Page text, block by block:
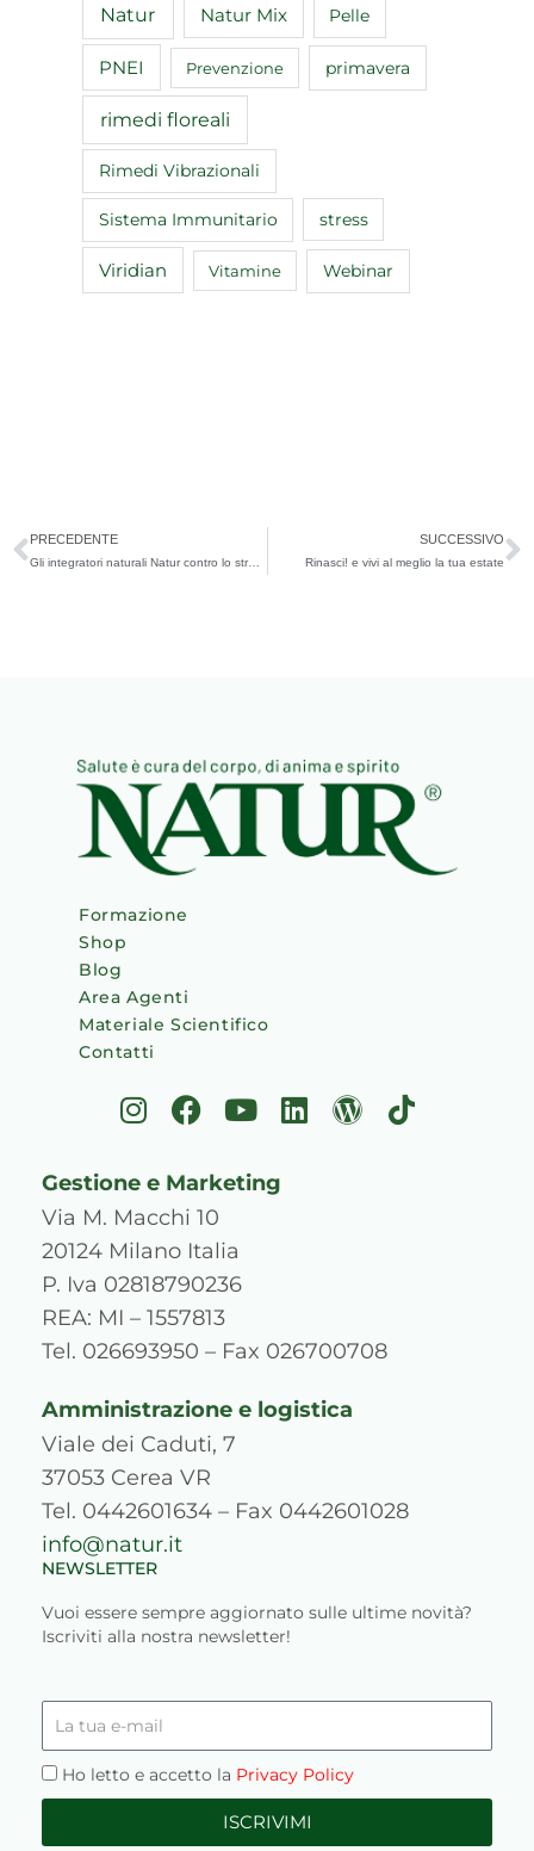
Natur Natur Mix Pelle
PNEI Prevenzione primavera
rimedi floreali
Rimedi Vibrazionali
Sistema Immunitario stress
Viridian Vitamine Webinar
Precedente
PRECEDENTE
Gli integratori naturali Natur contro lo stress psicofisico
SUCCESSIVO
Rinasci! e vivi al meglio la tua estate
Formazione
Shop
Blog
Area Agenti
Materiale Scientifico
Contatti
I
n
t
a
g
r
a
m
F
a
e
b
o
o
k
Y
o
t
e
L
i
W
o
s
T
i
Gestione e Marketing
Via M. Macchi 10
20124 Milano Italia
P. Iva 02818790236
REA: MI – 1557813
Tel. 026693950 – Fax 026700708
Amministrazione e logistica
Viale dei Caduti, 7
37053 Cerea VR
Tel. 0442601634 – Fax 0442601028
info@natur.it
NEWSLETTER
Vuoi essere sempre aggiornato sulle ultime novità?
Iscriviti alla nostra newsletter!
tua
mail
Privacy
Ho letto e accetto la Privacy Policy
ISCRIVIMI